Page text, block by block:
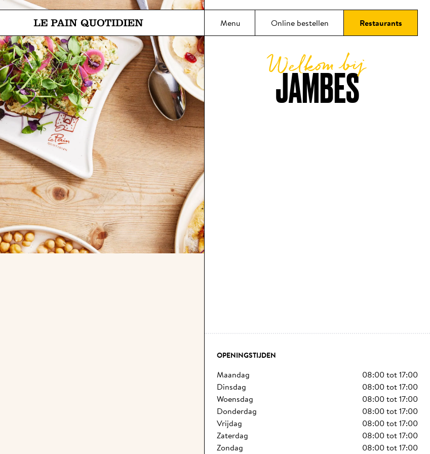
Spring direct naar de hoofdinhoud
Le Pain Quotidien betekent Het Dagelijks Brood
Menu Online bestellen Restaurants
JAMBES
Welkom bij
OPENINGSTIJDEN
maandag 08:00tot17:00
dinsdag
08:00tot17:00
woensdag
08:00tot17:00
donderdag
08:00tot17:00
vrijdag
08:00tot17:00
zaterdag
08:00tot17:00
zondag
08:00tot17:00